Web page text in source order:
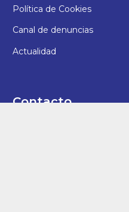
Política de Cookies
Canal de denuncias
Actualidad
Contacto